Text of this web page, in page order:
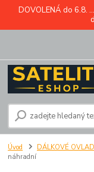
DOVOLENÁ do 6.8.
Úvod DÁLKOVÉ
náhradní